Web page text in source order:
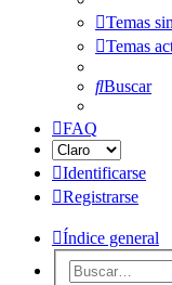
Temas
Temas
Buscar
FAQ
Identificarse
Registrarse
Índice general